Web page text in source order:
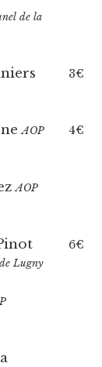
de la
3€
AOP
4€
AOP
Lugny
6€